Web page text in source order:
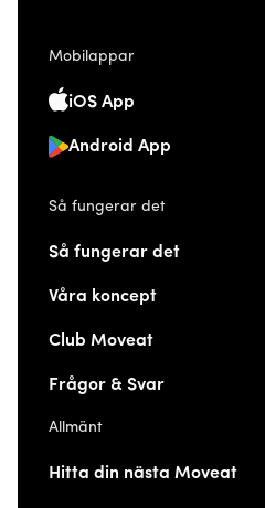
Mobilappar
iOS App
Android App
Så fungerar det
Så fungerar det
Våra koncept
Club Moveat
Frågor & Svar
Allmänt
Hitta din nästa Moveat